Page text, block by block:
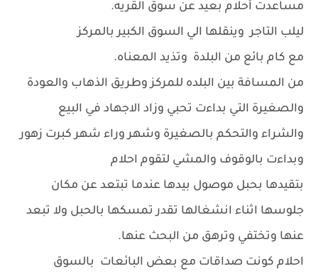
مساعدت أحلام بعيد عن سوق القريه.
ليلب التاجر وينقلها الي السوق الكبير بالمركز
مع كام بائع من البلدة وتذيد المعناه.
من المسافة بين البلده للمركز وطريق الذهاب والعودة
والصغيرة التي بداءت تحبي وزاد الاجهاد في البيع
والشراء والتحكم بالصغيرة وشهر وراء شهر كبرت زهور
وبداءت بالوقوف والمشي لتقوم احلام
بتقيدها بحبل موصول بيدها عندما تبتعد عن مكان
جلوسها اثناء انشغالها تقدر تمسكها بالحبل ولا تبعد
عنها وتختفي وترهق من البحث عنها.
احلام كونت صداقات مع بعض البائعات بالسوق